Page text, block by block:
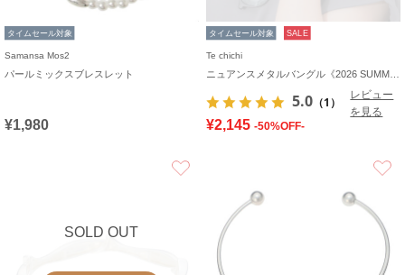
タイムセール対象
Samansa Mos2
パールミックスブレスレット
¥1,980
タイムセール対象 SALE
Te chichi
5.0 （1）
レビュー
を見る
¥2,145 -50%OFF-
SOLD OUT